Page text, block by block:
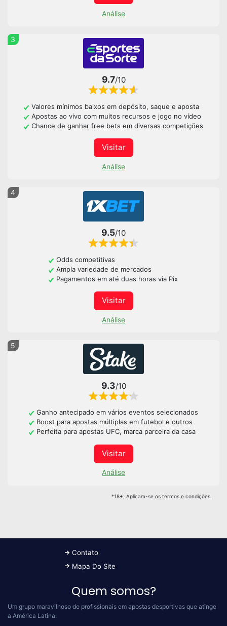
Análise
3
9.7/10
Valores mínimos baixos em depósito, saque e aposta
Apostas ao vivo com muitos recursos e jogo no vídeo
Chance de ganhar free bets em diversas competições
Visitar
Análise
4
9.5/10
Odds competitivas
Ampla variedade de mercados
Pagamentos em até duas horas via Pix
Visitar
Análise
5
9.3/10
Ganho antecipado em vários eventos selecionados
Boost para apostas múltiplas em futebol e outros
Perfeita para apostas UFC, marca parceira da casa
Visitar
Análise
*18+; Aplicam-se os termos e condições.
Contato
Mapa Do Site
Quem somos?
Um grupo maravilhoso de profissionais em apostas desportivas que atinge
a América Latina: